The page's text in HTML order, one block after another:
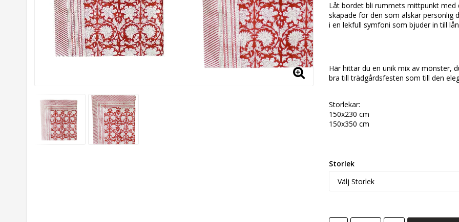
Låt bordet bli rummets mittpunkt
skapade för den som älskar personlig
i en lekfull symfoni som bjuder in till
Här hittar du en unik mix av mönster,
bra till trädgårdsfesten som till den
Storlekar:
150x230 cm
150x350 cm
Storlek